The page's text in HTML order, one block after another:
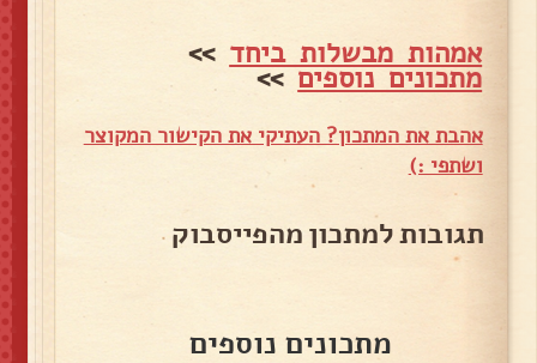
אמהות מבשלות ביחד >>
מתכונים נוספים>>
אהבת את המתכון? העתיקי את הקישור המקוצר
ושתפי :)
תגובות למתכון מהפייסבוק
מתכונים נוספים